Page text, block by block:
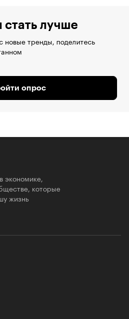
стать лучше
новые тренды, поделитесь
опрос
экономике,
которые
жизнь